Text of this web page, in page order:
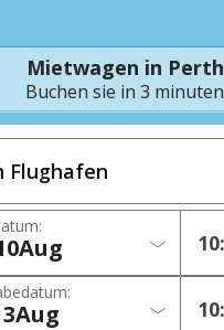
Mietwagen in Perth
Buchen sie in 3 minuten
Aug
Aug